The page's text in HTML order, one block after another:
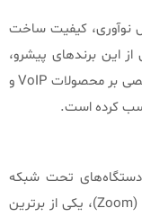
نوآوری، کیفیت ساخت
این برندهای پیشرو،
یالینک (Yealink) است که به دلیل تمرکز تخصصی بر محصولات VoIP و
کسب کرده است.
تحت شبکه
(VoIP/SIP) و راه حل‌های تیمز (Teams) و زوم (Zoom)، یکی از برترین